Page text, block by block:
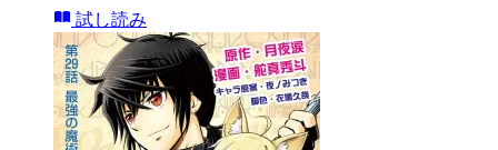
試し読み